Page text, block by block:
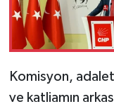
Komisyon,
ve katliamın